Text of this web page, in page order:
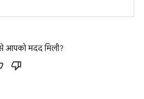
आपको मदद मिली?